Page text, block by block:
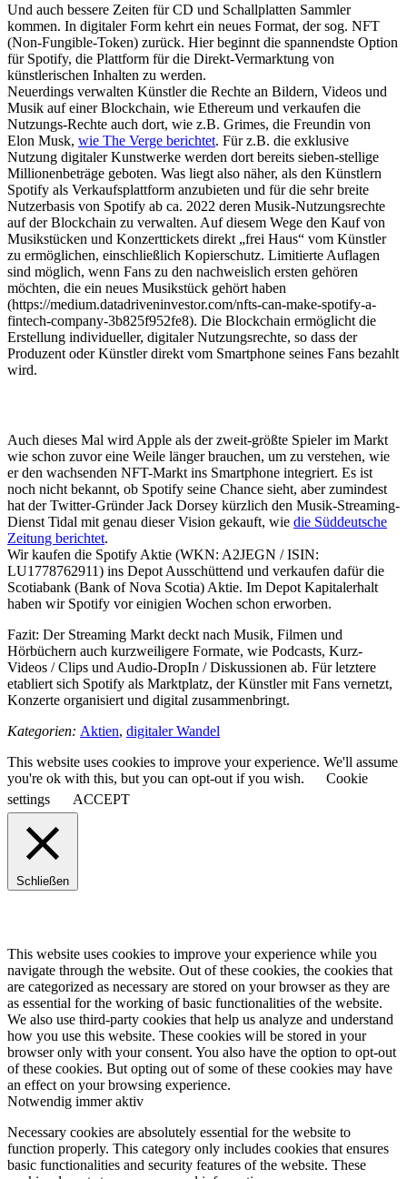
Und auch bessere Zeiten für CD und Schallplatten Sammler
kommen. In digitaler Form kehrt ein neues Format, der sog. NFT
(Non-Fungible-Token) zurück. Hier beginnt die spannendste Option
für Spotify, die Plattform für die Direkt-Vermarktung von
künstlerischen Inhalten zu werden.
Neuerdings verwalten Künstler die Rechte an Bildern, Videos und
Musik auf einer Blockchain, wie Ethereum und verkaufen die
Nutzungs-Rechte auch dort, wie z.B. Grimes, die Freundin von
Elon Musk, wie The Verge berichtet. Für z.B. die exklusive
Nutzung digitaler Kunstwerke werden dort bereits sieben-stellige
Millionenbeträge geboten. Was liegt also näher, als den Künstlern
Spotify als Verkaufsplattform anzubieten und für die sehr breite
Nutzerbasis von Spotify ab ca. 2022 deren Musik-Nutzungsrechte
auf der Blockchain zu verwalten. Auf diesem Wege den Kauf von
Musikstücken und Konzerttickets direkt „frei Haus“ vom Künstler
zu ermöglichen, einschließlich Kopierschutz. Limitierte Auflagen
sind möglich, wenn Fans zu den nachweislich ersten gehören
möchten, die ein neues Musikstück gehört haben
(https://medium.datadriveninvestor.com/nfts-can-make-spotify-a-
fintech-company-3b825f952fe8). Die Blockchain ermöglicht die
Erstellung individueller, digitaler Nutzungsrechte, so dass der
Produzent oder Künstler direkt vom Smartphone seines Fans bezahlt
wird.
Auch dieses Mal wird Apple als der zweit-größte Spieler im Markt
wie schon zuvor eine Weile länger brauchen, um zu verstehen, wie
er den wachsenden NFT-Markt ins Smartphone integriert. Es ist
noch nicht bekannt, ob Spotify seine Chance sieht, aber zumindest
hat der Twitter-Gründer Jack Dorsey kürzlich den Musik-Streaming-
Dienst Tidal mit genau dieser Vision gekauft, wie die Süddeutsche
Zeitung berichtet.
Wir kaufen die Spotify Aktie (WKN: A2JEGN / ISIN:
LU1778762911) ins Depot Ausschüttend und verkaufen dafür die
Scotiabank (Bank of Nova Scotia) Aktie. Im Depot Kapitalerhalt
haben wir Spotify vor einigien Wochen schon erworben.
Fazit: Der Streaming Markt deckt nach Musik, Filmen und
Hörbüchern auch kurzweiligere Formate, wie Podcasts, Kurz-
Videos / Clips und Audio-DropIn / Diskussionen ab. Für letztere
etabliert sich Spotify als Marktplatz, der Künstler mit Fans vernetzt,
Konzerte organisiert und digital zusammenbringt.
Kategorien: Aktien, digitaler Wandel
This website uses cookies to improve your experience. We'll assume
you're ok with this, but you can opt-out if you wish.
Cookie
settings
ACCEPT
Schließen
This website uses cookies to improve your experience while you
navigate through the website. Out of these cookies, the cookies that
are categorized as necessary are stored on your browser as they are
as essential for the working of basic functionalities of the website.
We also use third-party cookies that help us analyze and understand
how you use this website. These cookies will be stored in your
browser only with your consent. You also have the option to opt-out
of these cookies. But opting out of some of these cookies may have
an effect on your browsing experience.
Notwendig immer aktiv
Necessary cookies are absolutely essential for the website to
function properly. This category only includes cookies that ensures
basic functionalities and security features of the website. These